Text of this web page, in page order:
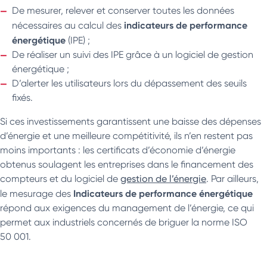
De mesurer, relever et conserver toutes les données
nécessaires au calcul des indicateurs de performance
énergétique (IPE) ;
De réaliser un suivi des IPE grâce à un logiciel de gestion
énergétique ;
D’alerter les utilisateurs lors du dépassement des seuils
fixés.
Si ces investissements garantissent une baisse des dépenses
d’énergie et une meilleure compétitivité, ils n’en restent pas
moins importants : les certificats d’économie d’énergie
obtenus soulagent les entreprises dans le financement des
compteurs et du logiciel de gestion de l’énergie. Par ailleurs,
le mesurage des Indicateurs de performance énergétique
répond aux exigences du management de l’énergie, ce qui
permet aux industriels concernés de briguer la norme ISO
50 001.